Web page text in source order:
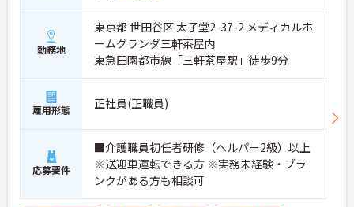
・介護職から主任や施設長への昇格にくわえエリア
職や本部職への職種転換も可能です
・独自の研修制度で段階的にスキルを磨きながらご
自身の目標に合わせたキャリアを描けます
【充実の手当と制度で腰を据えて長期的に活躍でき
ます】
・住宅手当や子ども手当を支給し家庭を持った後も
安定した収入を確保できる体制です
・定年65歳と退職金制度を完備しており将来の安心
感を持って長く働き続けられます
勤務地
東京都 世田谷区 太子堂2-37-2 メディカルホ
ームグランダ三軒茶屋内
東急田園都市線「三軒茶屋駅」徒歩9分
雇用形態 正社員(正職員)
応募要件
■介護職員初任者研修（ヘルパー2級）以上
※送迎車運転できる方 ※実務未経験・ブラ
ンクがある方も相談可